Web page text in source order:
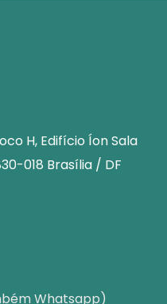
H, Edifício Íon Sala
018 Brasília / DF
Whatsapp)